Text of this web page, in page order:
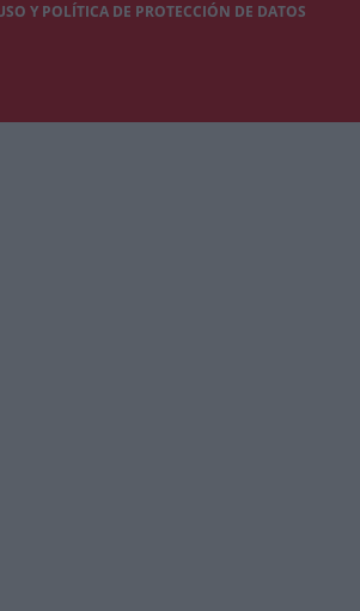
Y POLÍTICA DE PROTECCIÓN DE DATOS